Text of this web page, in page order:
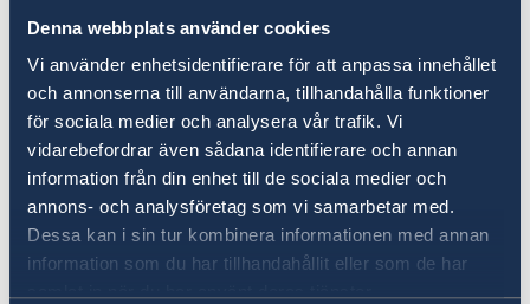
Denna webbplats använder cookies
Vi använder enhetsidentifierare för att anpassa innehållet
och annonserna till användarna, tillhandahålla funktioner
för sociala medier och analysera vår trafik. Vi
vidarebefordrar även sådana identifierare och annan
information från din enhet till de sociala medier och
annons- och analysföretag som vi samarbetar med.
Dessa kan i sin tur kombinera informationen med annan
information som du har tillhandahållit eller som de har
Pasaje aéreo ida y vuelta, con un total
máximo de 90 días en el área Schengen.
Seguro de asistencia médica y de
accidente para el área Schengen con
cobertura de mínimo 30.000 euros en caso
de enfermedad o accidente.
Reservas hoteleras para toda la estadía, o
alternativamente: